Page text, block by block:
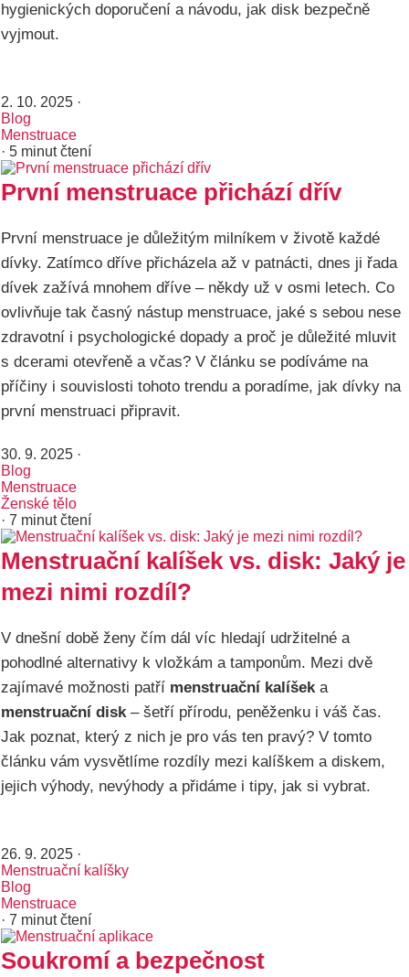
hygienických doporučení a návodu, jak disk bezpečně
vyjmout.
2. 10. 2025 ·
Blog
Menstruace
· 5 minut čtení
První menstruace přichází dřív
První menstruace je důležitým milníkem v životě každé
dívky. Zatímco dříve přicházela až v patnácti, dnes ji řada
dívek zažívá mnohem dříve – někdy už v osmi letech. Co
ovlivňuje tak časný nástup menstruace, jaké s sebou nese
zdravotní i psychologické dopady a proč je důležité mluvit
s dcerami otevřeně a včas? V článku se podíváme na
příčiny i souvislosti tohoto trendu a poradíme, jak dívky na
první menstruaci připravit.
30. 9. 2025 ·
Blog
Menstruace
Ženské tělo
· 7 minut čtení
Menstruační kalíšek vs. disk: Jaký je
mezi nimi rozdíl?
V dnešní době ženy čím dál víc hledají udržitelné a
pohodlné alternativy k vložkám a tamponům. Mezi dvě
zajímavé možnosti patří menstruační kalíšeka
menstruační disk– šetří přírodu, peněženku i váš čas.
Jak poznat, který z nich je pro vás ten pravý? V tomto
článku vám vysvětlíme rozdíly mezi kalíškem a diskem,
jejich výhody, nevýhody a přidáme i tipy, jak si vybrat.
26. 9. 2025 ·
Menstruační kalíšky
Blog
Menstruace
· 7 minut čtení
Soukromí a bezpečnost